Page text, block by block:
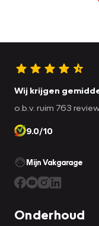
Wij krijgen
o.b.v. ruim 763
9.0/10
Mijn Vakgarage
Onderhoud